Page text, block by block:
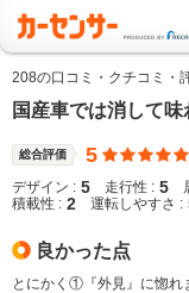
208の口コミ・クチコミ・
国産車では消して
総合評価 5
デザイン : 5 走行性 : 5
積載性 : 2 運転しやすさ :
良かった点
とにかく①『外見』に惚れ